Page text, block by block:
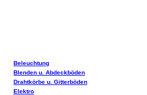
Beleuchtung
Blenden u. Abdeckböden
Drahtkörbe u. Gitterböden
Elektro